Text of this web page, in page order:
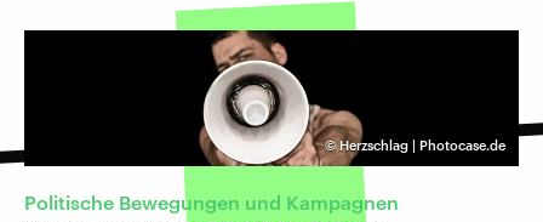
©Herzschlag | Photocase.de
Politische Bewegungen und Kampagnen